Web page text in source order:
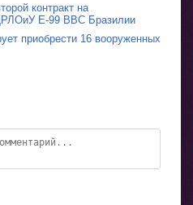
контракт на
E-99 ВВС Бразилии
приобрести 16 вооруженных